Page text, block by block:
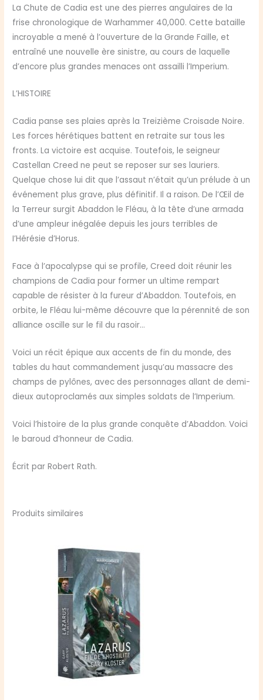
La Chute de Cadia est une des pierres angulaires de la
frise chronologique de Warhammer 40,000. Cette bataille
incroyable a mené à l’ouverture de la Grande Faille, et
entraîné une nouvelle ère sinistre, au cours de laquelle
d’encore plus grandes menaces ont assailli l’Imperium.
L’HISTOIRE
Cadia panse ses plaies après la Treizième Croisade Noire.
Les forces hérétiques battent en retraite sur tous les
fronts. La victoire est acquise. Toutefois, le seigneur
Castellan Creed ne peut se reposer sur ses lauriers.
Quelque chose lui dit que l’assaut n’était qu’un prélude à un
événement plus grave, plus définitif. Il a raison. De l’Œil de
la Terreur surgit Abaddon le Fléau, à la tête d’une armada
d’une ampleur inégalée depuis les jours terribles de
I’Hérésie d’Horus.
Face à l’apocalypse qui se profile, Creed doit réunir les
champions de Cadia pour former un ultime rempart
capable de résister à la fureur d’Abaddon. Toutefois, en
orbite, le Fléau lui-même découvre que la pérennité de son
alliance oscille sur le fil du rasoir…
Voici un récit épique aux accents de fin du monde, des
tables du haut commandement jusqu’au massacre des
champs de pylônes, avec des personnages allant de demi-
dieux autoproclamés aux simples soldats de l’Imperium.
Voici l’histoire de la plus grande conquête d’Abaddon. Voici
le baroud d’honneur de Cadia.
Écrit par Robert Rath.
Produits similaires